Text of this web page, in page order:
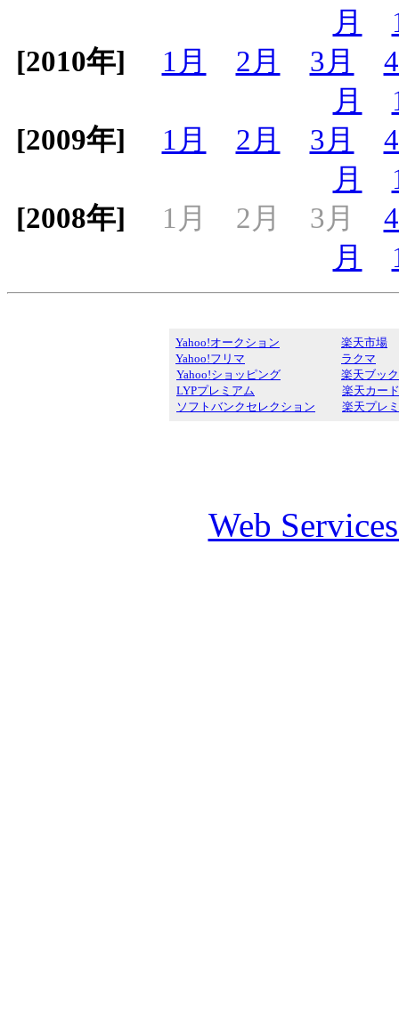
月
[2010年]
1月 2月 3月
月
[2009年]
1月 2月 3月
月
[2008年]
1月 2月 3月
月
Yahoo!オークション
Yahoo!フリマ
Yahoo!ショッピング
LYPプレミアム
ソフトバンクセレクション
楽天市場
ラクマ
楽天ブッ
楽天カード
楽天プレ
Web